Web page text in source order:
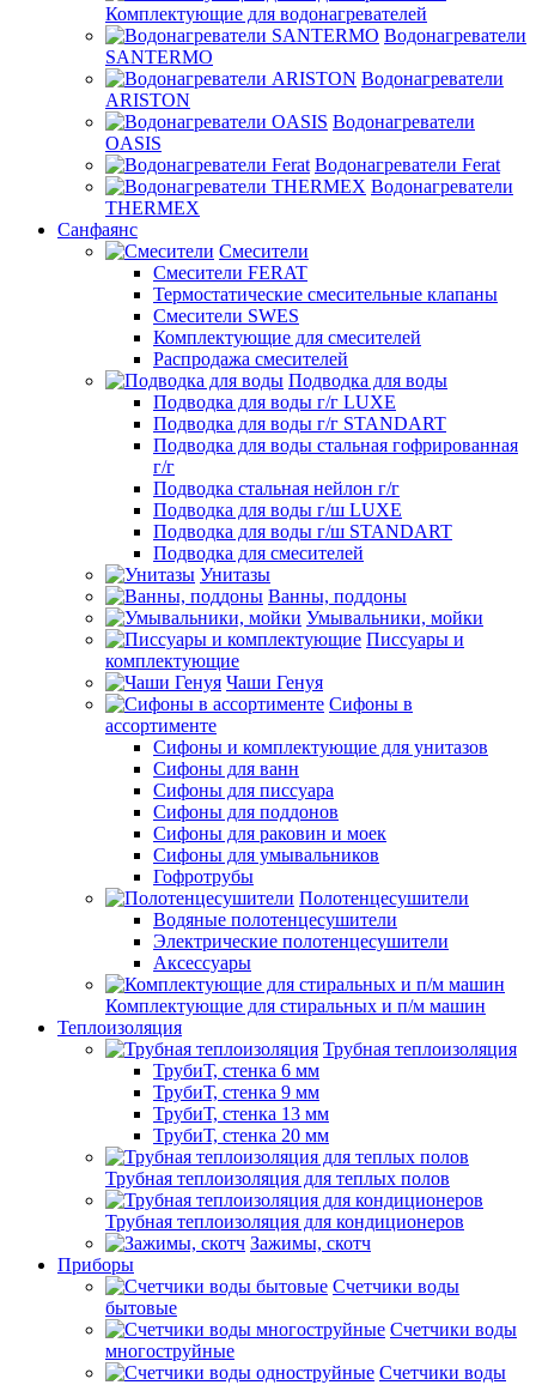
Комплектующие для водонагревателей
Водонагреватели
SANTERMO
Водонагреватели
ARISTON
Водонагреватели
OASIS
Водонагреватели Ferat
Водонагреватели
THERMEX
Санфаянс
Смесители
Смесители FERAT
Термостатические смесительные клапаны
Смесители SWES
Комплектующие для смесителей
Распродажа смесителей
Подводка для воды
Подводка для воды г/г LUXE
Подводка для воды г/г STANDART
Подводка для воды стальная гофрированная
г/г
Подводка стальная нейлон г/г
Подводка для воды г/ш LUXE
Подводка для воды г/ш STANDART
Подводка для смесителей
Унитазы
Ванны, поддоны
Умывальники, мойки
Писсуары и
комплектующие
Чаши Генуя
Сифоны в
ассортименте
Сифоны и комплектующие для унитазов
Сифоны для ванн
Сифоны для писсуара
Сифоны для поддонов
Сифоны для раковин и моек
Сифоны для умывальников
Гофротрубы
Полотенцесушители
Водяные полотенцесушители
Электрические полотенцесушители
Аксессуары
Комплектующие для стиральных и п/м машин
Теплоизоляция
Трубная теплоизоляция
ТрубиТ, стенка 6 мм
ТрубиТ, стенка 9 мм
ТрубиТ, стенка 13 мм
ТрубиТ, стенка 20 мм
Трубная теплоизоляция для теплых полов
Трубная теплоизоляция для кондиционеров
Зажимы, скотч
Приборы
Счетчики воды
бытовые
Счетчики воды
многоструйные
Счетчики воды